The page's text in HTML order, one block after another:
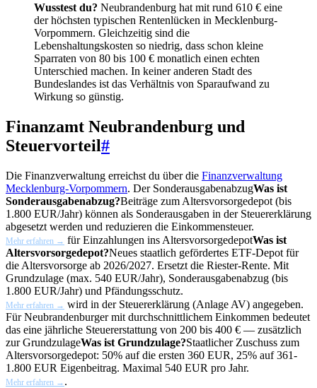
Wusstest du? Neubrandenburg hat mit rund 610 € eine
der höchsten typischen Rentenlücken in Mecklenburg-
Vorpommern. Gleichzeitig sind die
Lebenshaltungskosten so niedrig, dass schon kleine
Sparraten von 80 bis 100 € monatlich einen echten
Unterschied machen. In keiner anderen Stadt des
Bundeslandes ist das Verhältnis von Sparaufwand zu
Wirkung so günstig.
Finanzamt Neubrandenburg und
Steuervorteil#
Die Finanzverwaltung erreichst du über die Finanzverwaltung
Mecklenburg-Vorpommern. Der SonderausgabenabzugWas ist
Sonderausgabenabzug?Beiträge zum Altersvorsorgedepot (bis
1.800 EUR/Jahr) können als Sonderausgaben in der Steuererklärung
abgesetzt werden und reduzieren die Einkommensteuer.
Mehr erfahren → für Einzahlungen ins AltersvorsorgedepotWas ist
Altersvorsorgedepot?Neues staatlich gefördertes ETF-Depot für
die Altersvorsorge ab 2026/2027. Ersetzt die Riester-Rente. Mit
Grundzulage (max. 540 EUR/Jahr), Sonderausgabenabzug (bis
1.800 EUR/Jahr) und Pfändungsschutz.
Mehr erfahren → wird in der Steuererklärung (Anlage AV) angegeben.
Für Neubrandenburger mit durchschnittlichem Einkommen bedeutet
das eine jährliche Steuererstattung von 200 bis 400 € — zusätzlich
zurGrundzulageWas ist Grundzulage?Staatlicher Zuschuss zum
Altersvorsorgedepot: 50% auf die ersten 360 EUR, 25% auf 361-
1.800 EUR Eigenbeitrag. Maximal 540 EUR pro Jahr.
Mehr erfahren → .